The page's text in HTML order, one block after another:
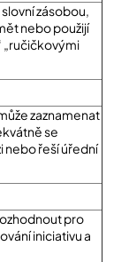
zásobou,
nebo použijí
„ručičkovými
zaznamenat
se
nebo řeší úřední
pro
iniciativu a